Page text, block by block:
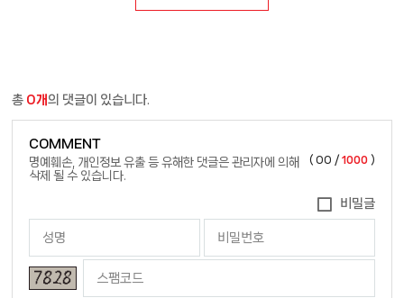
총 0개의 댓글이 있습니다.
COMMENT
명예훼손, 개인정보 유출 등 유해한 댓글은 관리자에 의해
삭제 될 수 있습니다.
(00 /1000 )
비밀글